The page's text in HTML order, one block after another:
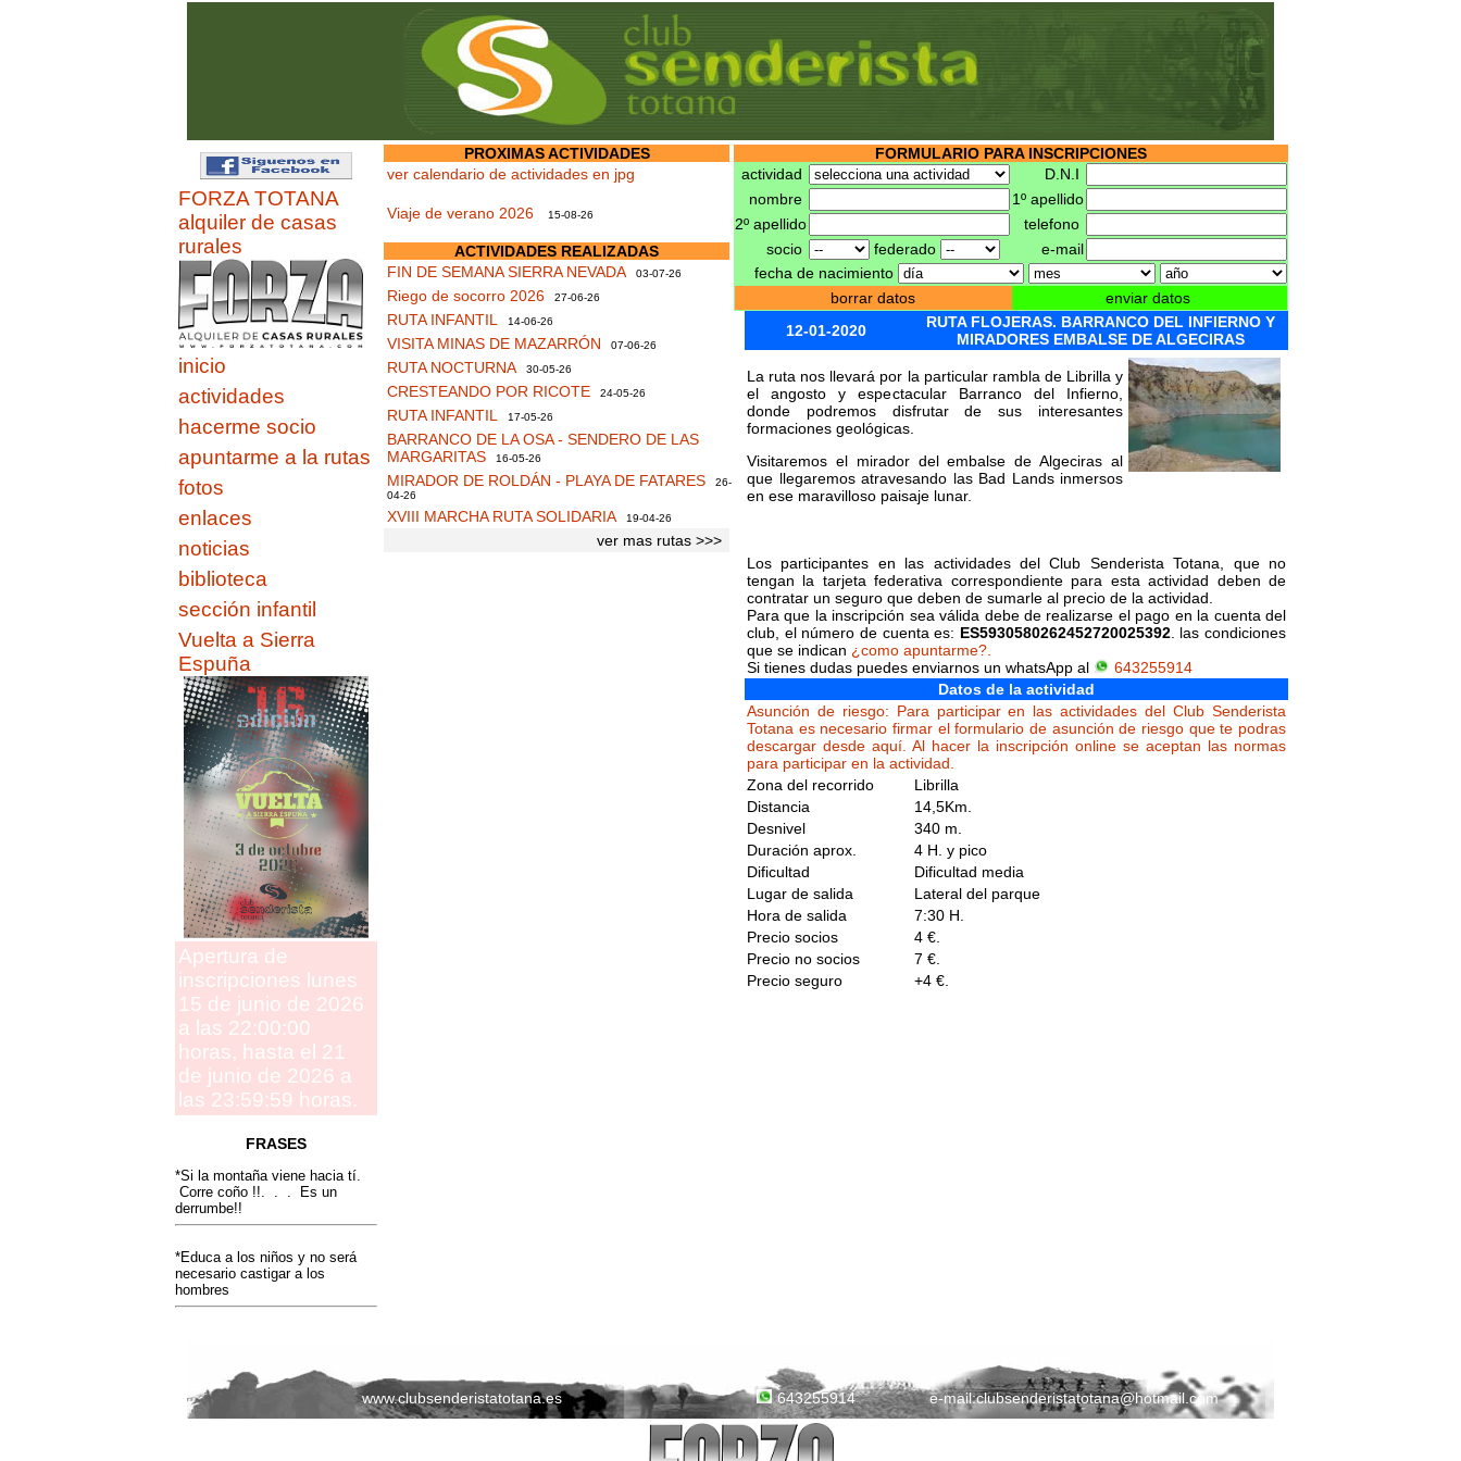
FORZA TOTANA
alquiler de casas
rurales
inicio
actividades
hacerme socio
apuntarme a la rutas
fotos
enlaces
noticias
biblioteca
sección infantil
Vuelta a Sierra
Espuña
Apertura de
inscripciones lunes
15 de junio de 2026
a las 22:00:00
horas, hasta el 21
de junio de 2026 a
las 23:59:59 horas.
FRASES
*Si la montaña viene hacia tí.
Corre coño !!. . . Es un
derrumbe!!
*Educa a los niños y no será
necesario castigar a los
hombres
PROXIMAS ACTIVIDADES
ver calendario de actividades en jpg
Viaje de verano 2026 15-08-26
ACTIVIDADES REALIZADAS
FIN DE SEMANA SIERRA NEVADA 03-07-26
Riego de socorro 2026 27-06-26
RUTA INFANTIL 14-06-26
VISITA MINAS DE MAZARRÓN 07-06-26
RUTA NOCTURNA 30-05-26
CRESTEANDO POR RICOTE 24-05-26
RUTA INFANTIL 17-05-26
BARRANCO DE LA OSA - SENDERO DE LAS
MARGARITAS 16-05-26
MIRADOR DE ROLDÁN - PLAYA DE FATARES 26-
04-26
XVIII MARCHA RUTA SOLIDARIA 19-04-26
ver mas rutas >>>
FORMULARIO PARA INSCRIPCIONES
actividad
D.N.I
nombre
1º apellido
2º apellido
telefono
socio
federado
e-mail
fecha de nacimiento
borrar datos
enviar datos
12-01-2020
RUTA FLOJERAS. BARRANCO DEL INFIERNO Y
MIRADORES EMBALSE DE ALGECIRAS
La ruta nos llevará por la particular rambla de Librilla y
el angosto y espectacular Barranco del Infierno,
donde podremos disfrutar de sus interesantes
formaciones geológicas.
Visitaremos el mirador del embalse de Algeciras al
que llegaremos atravesando las Bad Lands inmersos
en ese maravilloso paisaje lunar.
Los participantes en las actividades del Club Senderista Totana, que no
tengan la tarjeta federativa correspondiente para esta actividad deben de
contratar un seguro que deben de sumarle al precio de la actividad.
Para que la inscripción sea válida debe de realizarse el pago en la cuenta del
club, el número de cuenta es: ES5930580262452720025392. las condiciones
que se indican ¿como apuntarme?.
Si tienes dudas puedes enviarnos un whatsApp al
643255914
Datos de la actividad
Asunción de riesgo: Para participar en las actividades del Club Senderista
Totana es necesario firmar el formulario de asunción de riesgo que te podras
descargar desde aquí. Al hacer la inscripción online se aceptan las normas
para participar en la actividad.
Zona del recorrido
Librilla
Distancia
14,5Km.
Desnivel
340 m.
Duración aprox.
4 H. y pico
Dificultad
Dificultad media
Lugar de salida
Lateral del parque
Hora de salida
7:30 H.
Precio socios
4 €.
Precio no socios
7 €.
Precio seguro
+4 €.
www.clubsenderistatotana.es 643255914 e-mail:clubsenderistatotana@hotmail.com